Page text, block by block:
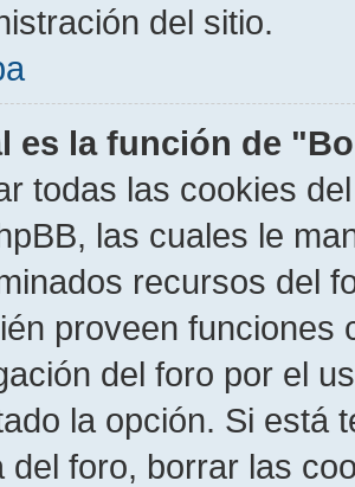
del sitio.
es la función de
todas las cookies
las cuales le
recursos del
proveen funciones
del foro por el
la opción. Si está
del foro, borrar las